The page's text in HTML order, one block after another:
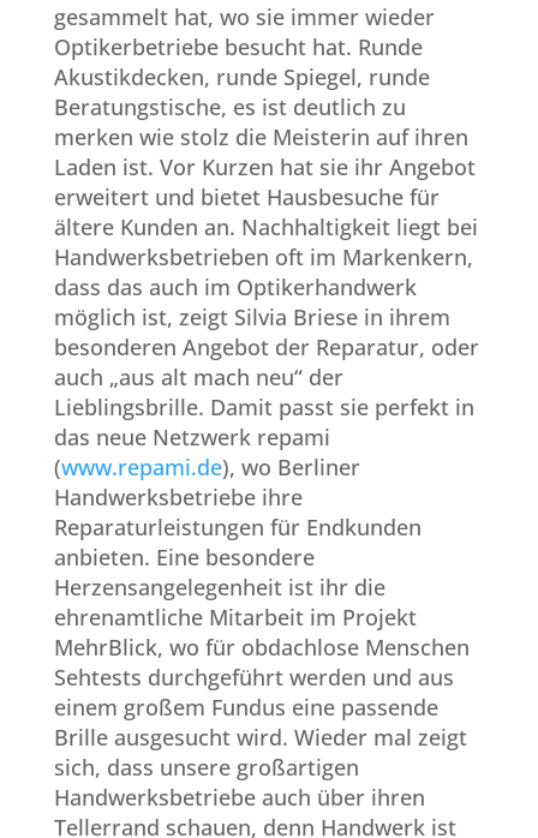
gesammelt hat, wo sie immer wieder
Optikerbetriebe besucht hat. Runde
Akustikdecken, runde Spiegel, runde
Beratungstische, es ist deutlich zu
merken wie stolz die Meisterin auf ihren
Laden ist. Vor Kurzen hat sie ihr Angebot
erweitert und bietet Hausbesuche für
ältere Kunden an. Nachhaltigkeit liegt bei
Handwerksbetrieben oft im Markenkern,
dass das auch im Optikerhandwerk
möglich ist, zeigt Silvia Briese in ihrem
besonderen Angebot der Reparatur, oder
auch „aus alt mach neu“ der
Lieblingsbrille. Damit passt sie perfekt in
das neue Netzwerk repami
(www.repami.de), wo Berliner
Handwerksbetriebe ihre
Reparaturleistungen für Endkunden
anbieten. Eine besondere
Herzensangelegenheit ist ihr die
ehrenamtliche Mitarbeit im Projekt
MehrBlick, wo für obdachlose Menschen
Sehtests durchgeführt werden und aus
einem großem Fundus eine passende
Brille ausgesucht wird. Wieder mal zeigt
sich, dass unsere großartigen
Handwerksbetriebe auch über ihren
Tellerrand schauen, denn Handwerk ist